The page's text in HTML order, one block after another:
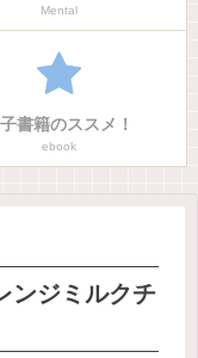
Mental
書籍のススメ！
ebook
ンジミルクチ